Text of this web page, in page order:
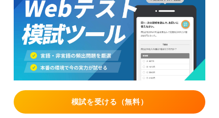
模試を受ける（無料）